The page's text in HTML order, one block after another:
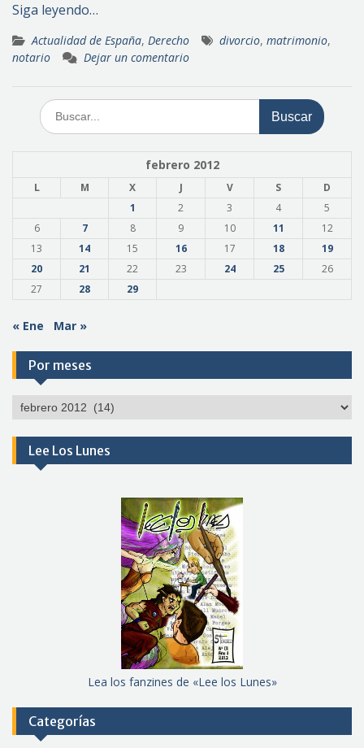
Siga leyendo…
Actualidad de España, Derecho divorcio, matrimonio,
notario
Dejar un comentario
Buscar:
febrero 2012
L M X J V S
D
1
2 3 4
5
6
7 8 9 10 11
12
13
14 15 16 17 18
19
20
21 22 23 24 25
26
27
28 29
« Ene Mar »
Por meses
Por
Lee Los Lunes
Lea los fanzines de «Lee los Lunes»
Categorías